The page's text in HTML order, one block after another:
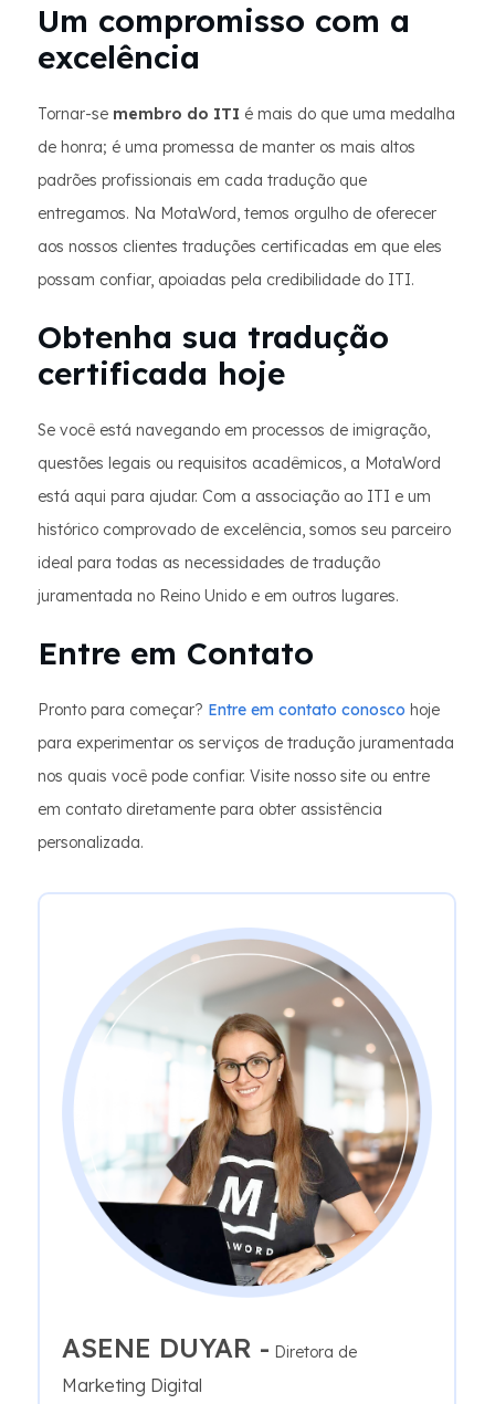
Um compromisso com a
excelência
Tornar-se membro do ITI é mais do que uma medalha
de honra; é uma promessa de manter os mais altos
padrões profissionais em cada tradução que
entregamos. Na MotaWord, temos orgulho de oferecer
aos nossos clientes traduções certificadas em que eles
possam confiar, apoiadas pela credibilidade do ITI.
Obtenha sua tradução
certificada hoje
Se você está navegando em processos de imigração,
questões legais ou requisitos acadêmicos, a MotaWord
está aqui para ajudar. Com a associação ao ITI e um
histórico comprovado de excelência, somos seu parceiro
ideal para todas as necessidades de tradução
juramentada no Reino Unido e em outros lugares.
Entre em Contato
Pronto para começar? Entre em contato conosco hoje
para experimentar os serviços de tradução juramentada
nos quais você pode confiar. Visite nosso site ou entre
em contato diretamente para obter assistência
personalizada.
ASENE DUYAR - Diretora de
Marketing Digital